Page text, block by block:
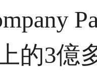
的3億